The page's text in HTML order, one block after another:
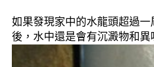
如果發現家中的水龍頭超過
後，水中還是會有沉澱物和